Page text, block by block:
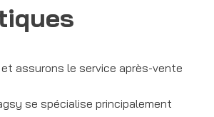
assurons le service après-vente
se spécialise principalement